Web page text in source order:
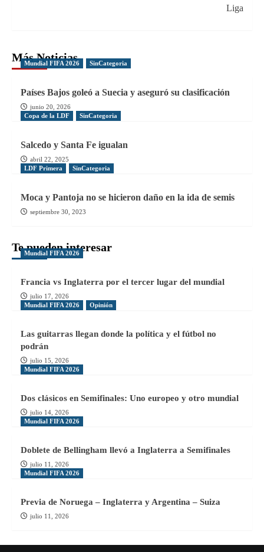
Liga
Más Noticias
Mundial FIFA 2026 SinCategoria
Países Bajos goleó a Suecia y aseguró su clasificación
junio 20, 2026
Copa de la LDF
SinCategoria
Salcedo y Santa Fe igualan
abril 22, 2025
LDF Primera
SinCategoria
Moca y Pantoja no se hicieron daño en la ida de semis
septiembre 30, 2023
Te pueden interesar
Mundial FIFA 2026
Francia vs Inglaterra por el tercer lugar del mundial
julio 17, 2026
Mundial FIFA 2026
Opinión
Las guitarras llegan donde la política y el fútbol no
podrán
julio 15, 2026
Mundial FIFA 2026
Dos clásicos en Semifinales: Uno europeo y otro mundial
julio 14, 2026
Mundial FIFA 2026
Doblete de Bellingham llevó a Inglaterra a Semifinales
julio 11, 2026
Mundial FIFA 2026
Previa de Noruega – Inglaterra y Argentina – Suiza
julio 11, 2026